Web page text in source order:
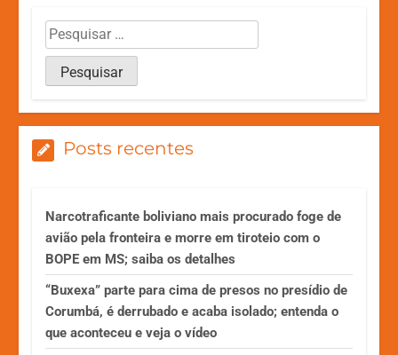
Posts recentes
Narcotraficante boliviano mais procurado foge de
avião pela fronteira e morre em tiroteio com o
BOPE em MS; saiba os detalhes
“Buxexa” parte para cima de presos no presídio de
Corumbá, é derrubado e acaba isolado; entenda o
que aconteceu e veja o vídeo